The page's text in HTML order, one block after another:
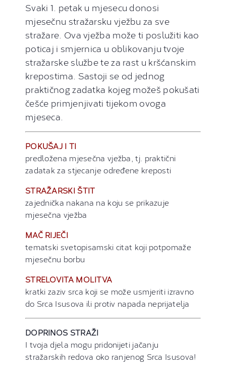
Svaki 1. petak u mjesecu donosi
mjesečnu stražarsku vježbu za sve
stražare. Ova vježba može ti poslužiti kao
poticaj i smjernica u oblikovanju tvoje
stražarske službe te za rast u kršćanskim
krepostima. Sastoji se od jednog
praktičnog zadatka kojeg možeš pokušati
češće primjenjivati tijekom ovoga
mjeseca.
POKUŠAJ I TI
predložena mjesečna vježba, tj. praktični
zadatak za stjecanje određene kreposti
STRAŽARSKI ŠTIT
zajednička nakana na koju se prikazuje
mjesečna vježba
MAČ RIJEČI
tematski svetopisamski citat koji potpomaže
mjesečnu borbu
STRELOVITA MOLITVA
kratki zaziv srca koji se može usmjeriti izravno
do Srca Isusova ili protiv napada neprijatelja
DOPRINOS STRAŽI
I tvoja djela mogu pridonijeti jačanju
stražarskih redova oko ranjenog Srca Isusova!